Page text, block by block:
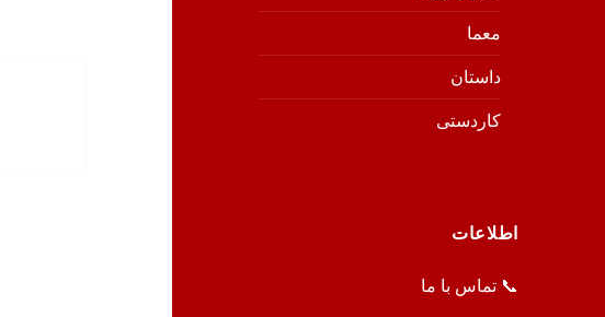
معما
داستان
کاردستی
اطلاعات
📞 تماس با ما